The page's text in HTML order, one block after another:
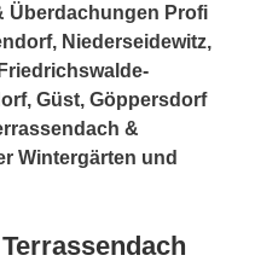
Überdachungen Profi
Niederseidewitz,
Güst, Göppersdorf
&
Wintergärten und